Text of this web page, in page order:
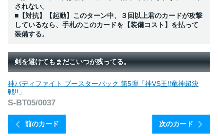
されない。
■【対抗】【起動】このターン中、３回以上君のカードが攻撃
しているなら、手札のこのカードを【装備コスト】を払って
装備する。
剣を避けてもまだこいつが残ってる。
前のカード
神バディファイト ブースターパック 第5弾「神VS王!!竜神超決
戦!!」
S-BT05/0037
次のカード